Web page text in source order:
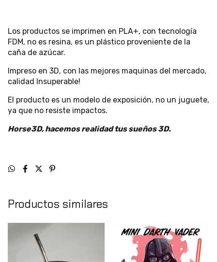
Los productos se imprimen en PLA+, con tecnología
FDM, no es resina, es un plástico proveniente de la
caña de azúcar.
Impreso en 3D, con las mejores maquinas del mercado,
calidad Insuperable!
El producto es un modelo de exposición, no un juguete,
ya que no resiste impactos.
Horse3D, hacemos realidad tus sueños 3D.
Productos similares